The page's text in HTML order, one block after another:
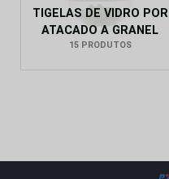
TIGELAS DE VIDRO POR
ATACADO A GRANEL
15 PRODUTOS